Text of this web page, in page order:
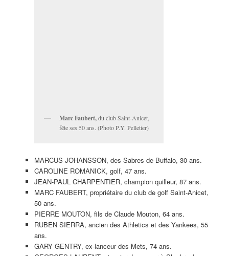
Marc Faubert,du club Saint-Anicet,
fête ses 50 ans. (Photo P.Y. Pelletier)
MARCUS JOHANSSON, des Sabres de Buffalo, 30 ans.
CAROLINE ROMANICK, golf, 47 ans.
JEAN-PAUL CHARPENTIER, champion quilleur, 87 ans.
MARC FAUBERT, propriétaire du club de golf Saint-Anicet,
50 ans.
PIERRE MOUTON, fils de Claude Mouton, 64 ans.
RUBEN SIERRA, ancien des Athletics et des Yankees, 55
ans.
GARY GENTRY, ex-lanceur des Mets, 74 ans.